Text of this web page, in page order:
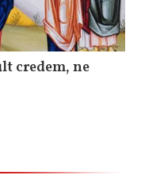
credem, ne